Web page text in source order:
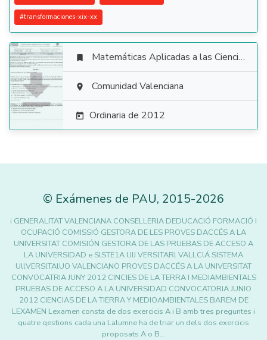
#transformaciones-xix-xx

 Matemáticas Aplicadas a las Ciencias Sociales
 Comunidad Valenciana
 Ordinaria de 2012
© Exámenes de PAU, 2015-2026
i GENERALITAT VALENCIANA CONSELLERIA DEDUCACIÓ FORMACIÓ I
OCUPACIÓ COMISSIÓ GESTORA DE LES PROVES DACCÉS A LA
UNIVERSITAT COMISIÓN GESTORA DE LAS PRUEBAS DE ACCESO A
LA UNIVERSIDAD e SlSTE1A UIJ VERSlTARl VALLClÁ SISTEMA
UllVERSlTAlUO VALENCIANO PROVES DACCÉS A LA UNIVERSITAT
CONVOCATRIA JUNY 2012 CINCIES DE LA TERRA I MEDIAMBIENTALS
PRUEBAS DE ACCESO A LA UNIVERSIDAD CONVOCATORIA JUNIO
2012 CIENCIAS DE LA TIERRA Y MEDIOAMBIENTALES BAREM DE
LEXAMEN Lexamen consta de dos exercicis A i B amb tres preguntes i
quatre qestions cada una Lalumne ha de triar un dels dos exercicis
proposats A o B…